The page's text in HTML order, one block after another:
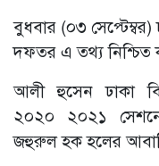
বুধবার (০৩
দফতর এ তথ্য নিশ্চিত
আলী হুসেন ঢাকা
২০২০ ২০২১ সেশনের
জহুরুল হক হলের